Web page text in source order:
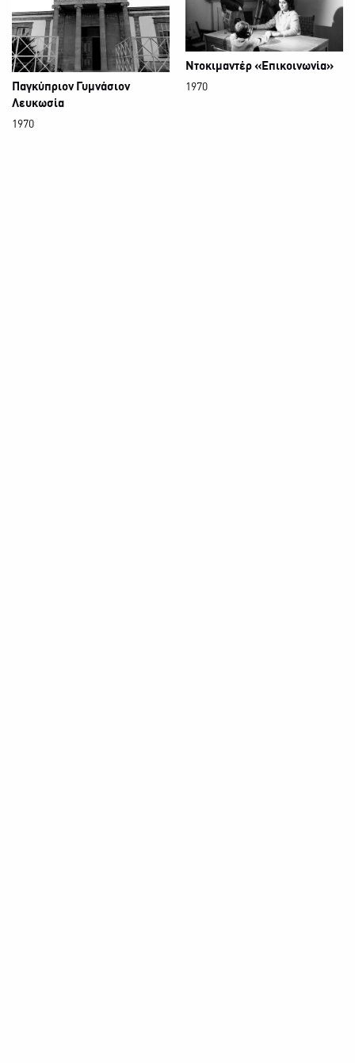
Ντοκιμαντέρ «Επικοινωνία»
1970
Παγκύπριον Γυμνάσιον
Λευκωσία
1970